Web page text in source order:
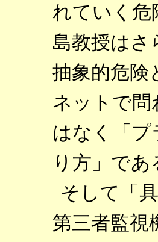
れていく危
島教授はさ
抽象的危険
ネットで問
はなく「プ
り方」で
そして「
第三者監視